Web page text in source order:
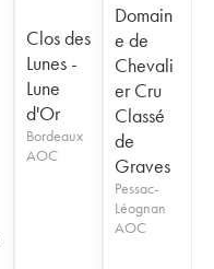
Clos des
Lunes -
Lune
d'Or
Bordeaux
AOC
Domain
e de
Chevali
er Cru
Classé
de
Graves
Pessac-
Léognan
AOC